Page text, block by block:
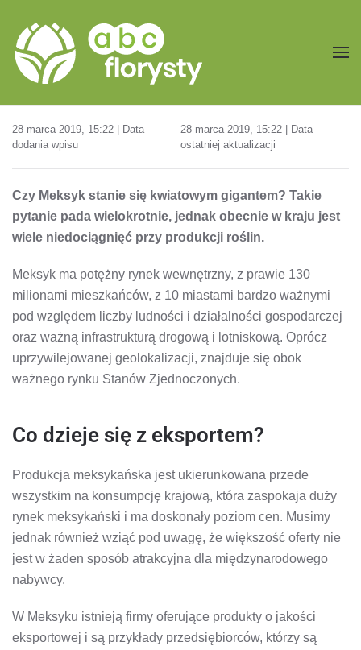
Przejdź do treści głównej
28 marca 2019, 15:22 | Data
dodania wpisu
28 marca 2019, 15:22 | Data
ostatniej aktualizacji
Czy Meksyk stanie się kwiatowym gigantem? Takie
pytanie pada wielokrotnie, jednak obecnie w kraju jest
wiele niedociągnięć przy produkcji roślin.
Meksyk ma potężny rynek wewnętrzny, z prawie 130
milionami mieszkańców, z 10 miastami bardzo ważnymi
pod względem liczby ludności i działalności gospodarczej
oraz ważną infrastrukturą drogową i lotniskową. Oprócz
uprzywilejowanej geolokalizacji, znajduje się obok
ważnego rynku Stanów Zjednoczonych.
Co dzieje się z eksportem?
Produkcja meksykańska jest ukierunkowana przede
wszystkim na konsumpcję krajową, która zaspokaja duży
rynek meksykański i ma doskonały poziom cen. Musimy
jednak również wziąć pod uwagę, że większość oferty nie
jest w żaden sposób atrakcyjna dla międzynarodowego
nabywcy.
W Meksyku istnieją firmy oferujące produkty o jakości
eksportowej i są przykłady przedsiębiorców, którzy są